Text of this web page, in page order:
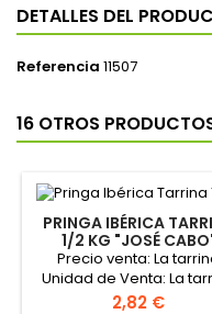
DETALLES DEL
Referencia 11507
16 OTROS
PRINGA IBÉRICA
1/2 KG "JOSÉ
Precio venta: La
Unidad de Venta: La
Precio
2,82 €